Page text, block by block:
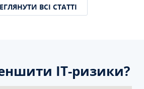
ВСІ СТАТТІ
ІТ-ризики?